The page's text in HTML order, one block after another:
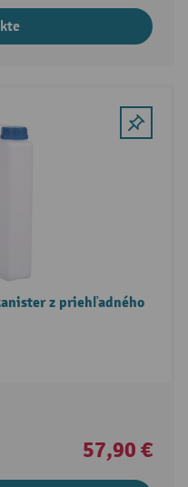
z priehľadného
57,90 €